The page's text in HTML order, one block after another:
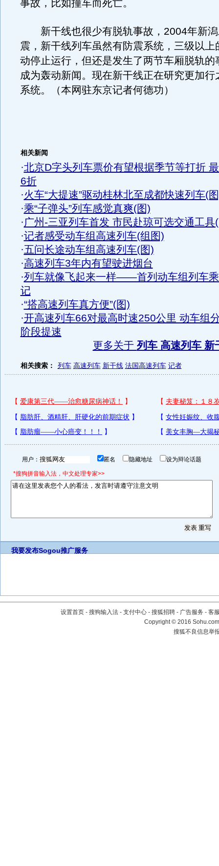
事故，比如撞车而死亡。
新干线也很少有脱轨事故，2004年新潟
震，新干线列车虽然有防震系统，三级以上
动停止运行，但还是发生了两节车厢脱轨的
成为轰动新闻。现在新干线正在研究更加行
系统。（本网驻东京记者何德功）
相关新闻
·北京D字头列车票价有望根据季节等打折
6折
·火车“大提速”驱动桂林北至成都快速列车(
·乘“子弹头”列车感觉真爽(图)
·广州-三亚列车首发 市民赴琼可选交通工具
·记者感受动车组高速列车(组图)
·五问长途动车组高速列车(图)
·高速列车3年内有望驶进烟台
·列车就像飞起来一样——首列动车组列车
记
·“搭高速列车真方便”(图)
·开高速列车66对最高时速250公里 动车组
阶段提速
更多关于 列车 高速列车 新
相关搜索： 列车 高速列车 新干线 法国高速列车 记者
用户： 匿名 隐藏地址 设为辩论话题
*搜狗拼音输入法，中文处理专家>>
我要发布Sogou推广服务
设置首页 - 搜狗输入法 - 支付中心 - 搜狐招聘 - 广告服务 - 客
Copyright©2016
搜狐不良信息举